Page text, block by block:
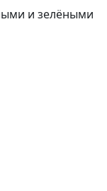
и зелёными